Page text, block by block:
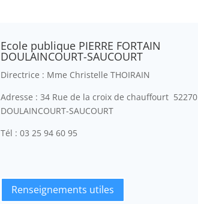
Ecole publique PIERRE FORTAIN
DOULAINCOURT-SAUCOURT
Directrice : Mme Christelle THOIRAIN
Adresse : 34 Rue de la croix de chauffourt 52270
DOULAINCOURT-SAUCOURT
Tél :03 25 94 60 95
Renseignements utiles